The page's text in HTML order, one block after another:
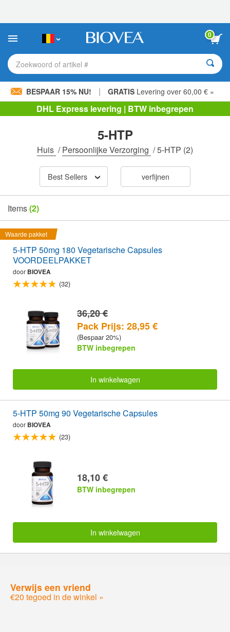
Deze
bevat
toegankelijkheidssysteem.
0
Zoekwoord of artikel #
BESPAAR 15% NU! | GRATIS Levering over 60,00 € »
DHL Express levering | BTW inbegrepen
5-HTP
Huis /Persoonlijke Verzorging /5-HTP (2)
Best Sellers verfijnen
Items(2)
Waarde pakket
5-HTP 50mg 180 Vegetarische Capsules
VOORDEELPAKKET
door BIOVEA
(32)
36,20 €
Pack Prijs: 28,95 €
(Bespaar 20%)
BTW inbegrepen
In winkelwagen
5-HTP 50mg 90 Vegetarische Capsules
door BIOVEA
(23)
18,10 €
BTW inbegrepen
In winkelwagen
Verwijs een vriend
€20 tegoed in de winkel »